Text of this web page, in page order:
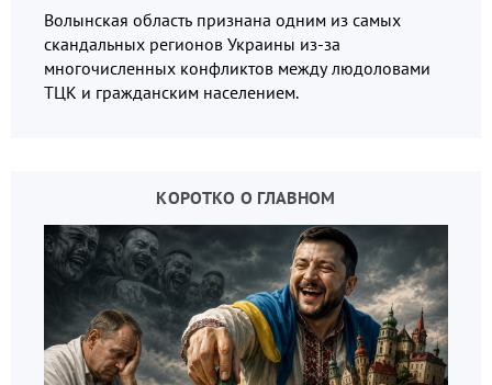
Волынская область признана одним из самых
скандальных регионов Украины из-за
многочисленных конфликтов между людоловами
ТЦК и гражданским населением.
КОРОТКО О ГЛАВНОМ